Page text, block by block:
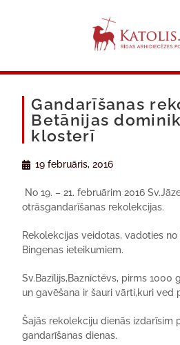
Gandarīšanas
Betānijas
klosterī
19 februāris, 2016
No19. – 21. februārim 2016 Sv.Jāz
otrāsgandarīšanas rekolekcijas.
Rekolekcijas veidotas, vadoties
Bingenas ieteikumiem.
Sv.Bazīlijs,Baznīctēvs, pirms 1000
un gavēšana ir šauri vārti,kuri ved
Šajās rekolekciju dienās izdarīsim
gandarīšanas dienas.